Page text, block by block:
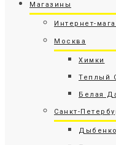
Магазины
Интернет-
Москва
Химки
Теплый
Белая
Санкт-
Дыбенко